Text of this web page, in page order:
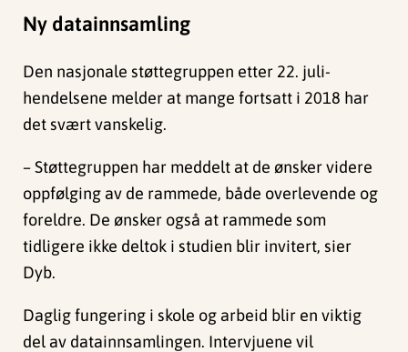
Ny datainnsamling
Den nasjonale støttegruppen etter 22. juli-
hendelsene melder at mange fortsatt i 2018 har
det svært vanskelig.
– Støttegruppen har meddelt at de ønsker videre
oppfølging av de rammede, både overlevende og
foreldre. De ønsker også at rammede som
tidligere ikke deltok i studien blir invitert, sier
Dyb.
Daglig fungering i skole og arbeid blir en viktig
del av datainnsamlingen. Intervjuene vil